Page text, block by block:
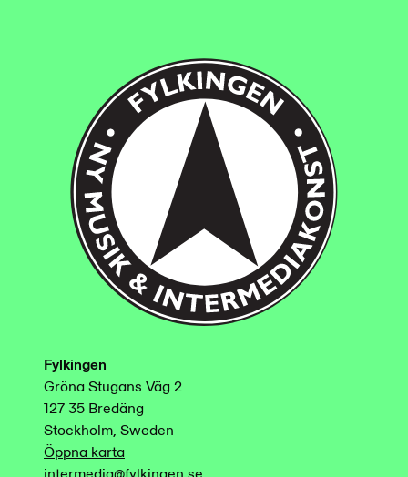
Fylkingen
Gröna Stugans Väg 2
127 35 Bredäng
Stockholm, Sweden
Öppna karta